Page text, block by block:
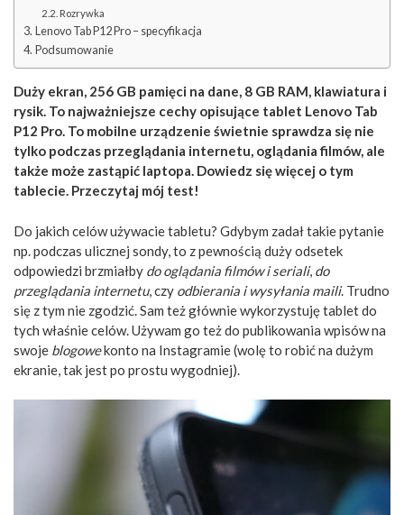
Rozrywka
Lenovo Tab P12 Pro – specyfikacja
Podsumowanie
Duży ekran, 256 GB pamięci na dane, 8 GB RAM, klawiatura i
rysik. To najważniejsze cechy opisujące tablet Lenovo Tab
P12 Pro. To mobilne urządzenie świetnie sprawdza się nie
tylko podczas przeglądania internetu, oglądania filmów, ale
także może zastąpić laptopa. Dowiedz się więcej o tym
tablecie. Przeczytaj mój test!
Do jakich celów używacie tabletu? Gdybym zadał takie pytanie
np. podczas ulicznej sondy, to z pewnością duży odsetek
odpowiedzi brzmiałby do oglądania filmów i seriali, do
przeglądania internetu, czy odbierania i wysyłania maili. Trudno
się z tym nie zgodzić. Sam też głównie wykorzystuję tablet do
tych właśnie celów. Używam go też do publikowania wpisów na
swoje blogowekonto na Instagramie (wolę to robić na dużym
ekranie, tak jest po prostu wygodniej).